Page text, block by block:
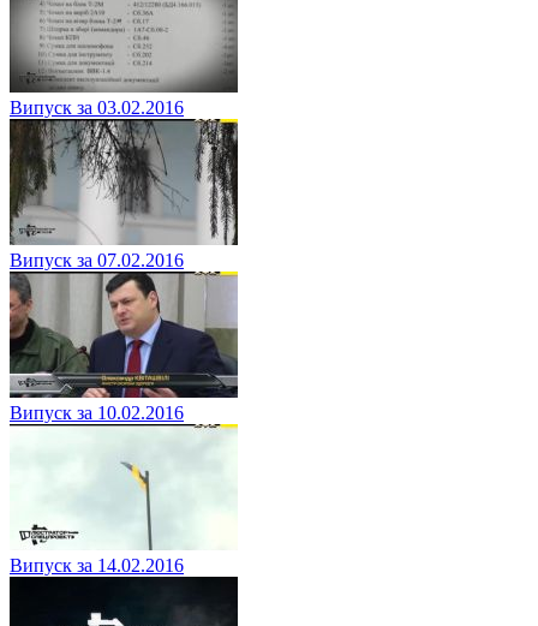
Випуск за 03.02.2016
Випуск за 07.02.2016
Випуск за 10.02.2016
Випуск за 14.02.2016